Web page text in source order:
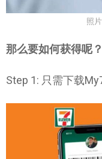
照
那么要如何获得呢
Step 1: 只需下载